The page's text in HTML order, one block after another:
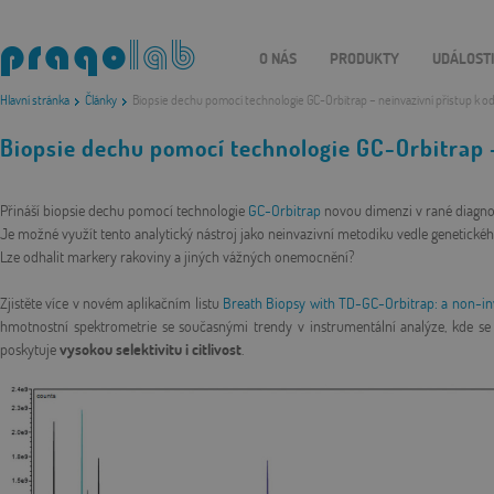
Hlavní stránka Články Biopsie dechu pomocí technologie GC-Orbitrap – neinvazivní přístup k
O NÁS PRODUKTY UDÁLOSTI
Biopsie dechu pomocí technologie GC-
Přináší biopsie dechu pomocí technologie GC-Orbitrap novou dimenzi v rané
Je možné využít tento analytický nástroj jako neinvazivní metodiku vedle
Lze odhalit markery rakoviny a jiných vážných onemocnění?
Zjistěte více v novém aplikačním listu Breath Biopsy with TD-GC-Orbitrap: a non-
hmotnostní spektrometrie se současnými trendy v instrumentální analýze, kde
poskytujevysokou selektivitu i citlivost